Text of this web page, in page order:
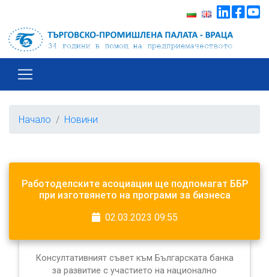
Начало Новини
Работоделските асоциации ще подпомагат ББР
при изготвянето на програми за бизнеса
02.03.2023 09:55
Консултативният съвет към Българската банка
за развитие с участието на национално